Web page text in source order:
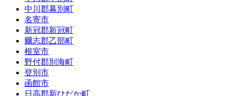
中川郡幕別町
名寄市
新冠郡新冠町
爾志郡乙部町
根室市
野付郡別海町
登別市
函館市
日高郡新ひだか町